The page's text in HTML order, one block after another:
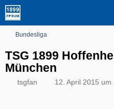
Bundesliga
TSG 1899
München
tsgfan 12. April 2015 um